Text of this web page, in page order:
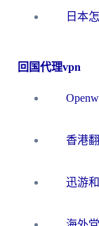
回国代理vpn